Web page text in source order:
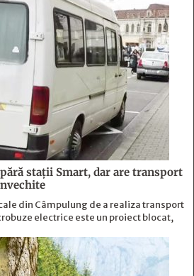
staţii Smart, dar are transport
din Câmpulung de a realiza transport
electrice este un proiect blocat,